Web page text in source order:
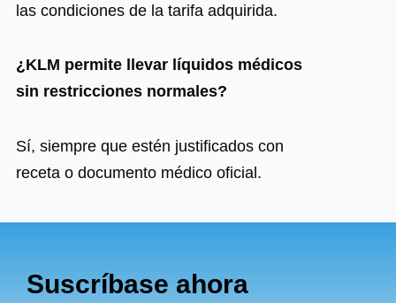
las condiciones de la tarifa adquirida.
¿KLM permite llevar líquidos médicos
sin restricciones normales?
Sí, siempre que estén justificados con
receta o documento médico oficial.
Suscríbase ahora